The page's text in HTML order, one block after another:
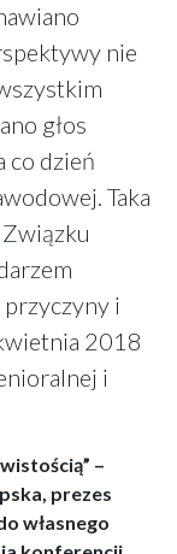
nie
głos
co dzień
Taka
przyczyny i
2018
i
–
prezes
własnego